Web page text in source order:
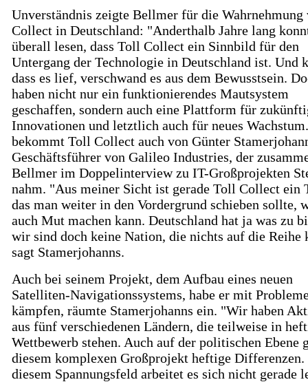
Unverständnis zeigte Bellmer für die
Collect in Deutschland: "Anderthalb Jahre lang
überall lesen, dass Toll Collect ein Sinnbild für den
Untergang der Technologie in Deutschland ist. Und
dass es lief, verschwand es aus dem Bewusstsein.
haben nicht nur ein funktionierendes Mautsystem
geschaffen, sondern auch eine Plattform für
Innovationen und letztlich auch für neues
bekommt Toll Collect auch von Günter
Geschäftsführer von Galileo Industries, der
Bellmer im Doppelinterview zu IT-Großprojekten
nahm. "Aus meiner Sicht ist gerade Toll Collect ein
das man weiter in den Vordergrund schieben sollte,
auch Mut machen kann. Deutschland hat ja was zu
wir sind doch keine Nation, die nichts auf die Reihe
sagt Stamerjohanns.
Auch bei seinem Projekt, dem Aufbau eines neuen
Satelliten-Navigationssystems, habe er mit
kämpfen, räumte Stamerjohanns ein. "Wir haben
aus fünf verschiedenen Ländern, die teilweise in
Wettbewerb stehen. Auch auf der politischen Ebene
diesem komplexen Großprojekt heftige
diesem Spannungsfeld arbeitet es sich nicht gerade